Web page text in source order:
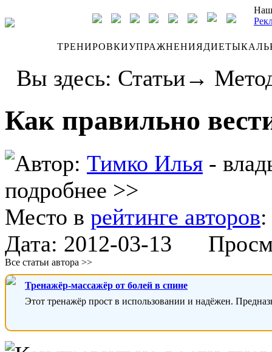
ТРЕНИРОВКИУПРАЖНЕНИЯДИЕТЫ
Вы здесь: Статьи→
Как правильно
Автор: Тимко Илья -
подробнее >>
Место в рейтинге авторов
Дата: 2012-03-13
Все статьи автора >>
Тренажёр-массажёр от болей в спине
Этот тренажёр прост в использовании и надёжен.